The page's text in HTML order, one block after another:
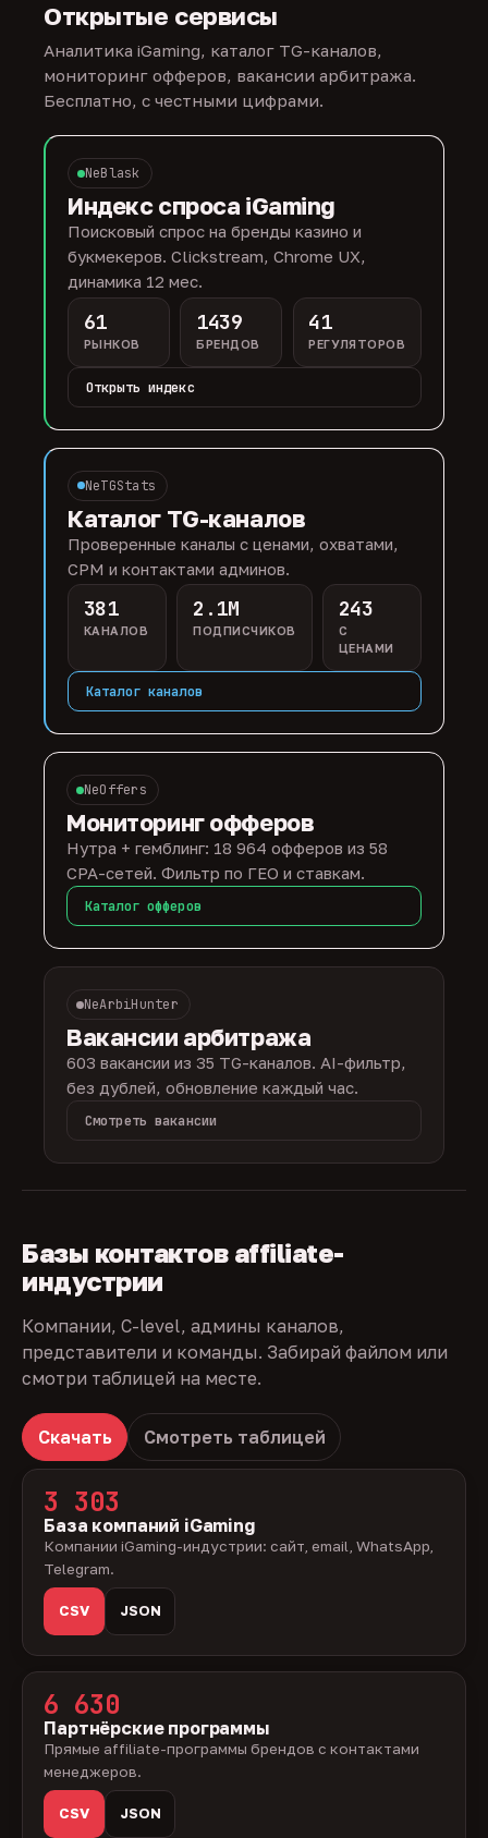
Открытые сервисы
Аналитика iGaming, каталог TG-каналов,
мониторинг офферов, вакансии арбитража.
Бесплатно, с честными цифрами.
NeBlask
Индекс спроса iGaming
Поисковый спрос на бренды казино и
букмекеров. Clickstream, Chrome UX,
динамика 12 мес.
61
РЫНКОВ
1439
БРЕНДОВ
41
РЕГУЛЯТОРОВ
Открыть индекс
NeTGStats
Каталог TG-каналов
Проверенные каналы с ценами, охватами,
CPM и контактами админов.
381
КАНАЛОВ
2.1M
ПОДПИСЧИКОВ
243
С
ЦЕНАМИ
Каталог каналов
NeOffers
Мониторинг офферов
Нутра + гемблинг: 18 964 офферов из 58
CPA-сетей. Фильтр по ГЕО и ставкам.
Каталог офферов
NeArbiHunter
Вакансии арбитража
603 вакансии из 35 TG-каналов. AI-фильтр,
без дублей, обновление каждый час.
Смотреть вакансии
Базы контактов affiliate-
индустрии
Компании, C-level, админы каналов,
представители и команды. Забирай файлом или
смотри таблицей на месте.
Скачать Смотреть таблицей
3 303
База компаний iGaming
Компании iGaming-индустрии: сайт, email, WhatsApp,
Telegram.
CSV JSON
6 630
Партнёрские программы
Прямые affiliate-программы брендов с контактами
менеджеров.
CSV JSON